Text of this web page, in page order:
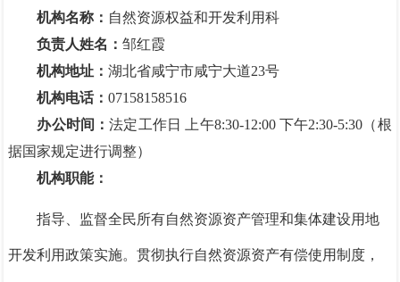
机构名称： 自然资源权益和开发利用科
负责人姓名：邹红霞
机构地址：湖北省咸宁市咸宁大道23号
机构电话：07158158516
办公时间：法定工作日 上午8:30-12:00 下午2:30-5:30（根
据国家规定进行调整）
机构职能：
指导、监督全民所有自然资源资产管理和集体建设用地
开发利用政策实施。贯彻执行自然资源资产有偿使用制度，